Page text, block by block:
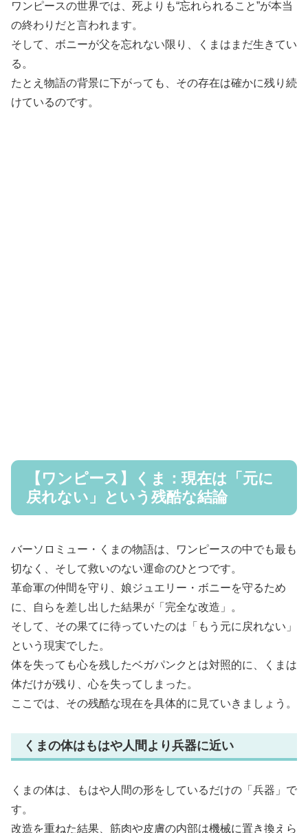
ワンピースの世界では、死よりも“忘れられること”が本当
の終わりだと言われます。
そして、ボニーが父を忘れない限り、くまはまだ生きてい
る。
たとえ物語の背景に下がっても、その存在は確かに残り続
けているのです。
【ワンピース】くま：現在は「元に
戻れない」という残酷な結論
バーソロミュー・くまの物語は、ワンピースの中でも最も
切なく、そして救いのない運命のひとつです。
革命軍の仲間を守り、娘ジュエリー・ボニーを守るため
に、自らを差し出した結果が「完全な改造」。
そして、その果てに待っていたのは「もう元に戻れない」
という現実でした。
体を失っても心を残したベガパンクとは対照的に、くまは
体だけが残り、心を失ってしまった。
ここでは、その残酷な現在を具体的に見ていきましょう。
くまの体はもはや人間より兵器に近い
くまの体は、もはや人間の形をしているだけの「兵器」で
す。
改造を重ねた結果、筋肉や皮膚の内部は機械に置き換えら